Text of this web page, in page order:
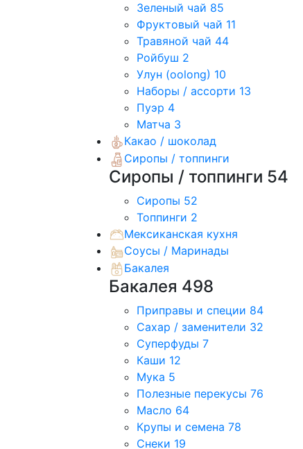
Зеленый чай 85
Фруктовый чай 11
Травяной чай 44
Ройбуш 2
Улун (oolong) 10
Наборы / ассорти 13
Пуэр 4
Матча 3
Какао / шоколад
Сиропы / топпинги
Сиропы / топпинги 54
Сиропы 52
Топпинги 2
Мексиканская кухня
Соусы / Маринады
Бакалея
Бакалея 498
Приправы и специи 84
Сахар / заменители 32
Суперфуды 7
Каши 12
Мука 5
Полезные перекусы 76
Масло 64
Крупы и семена 78
Снеки 19